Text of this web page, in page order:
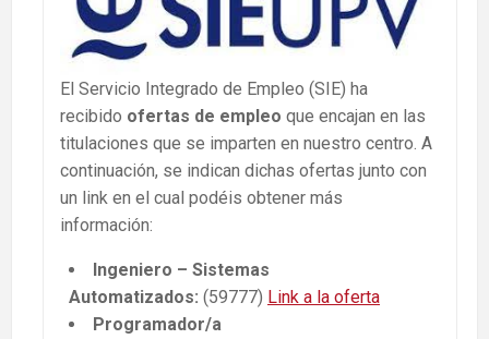
El Servicio Integrado de Empleo (SIE) ha
recibido ofertas de empleo que encajan en las
titulaciones que se imparten en nuestro centro. A
continuación, se indican dichas ofertas junto con
un link en el cual podéis obtener más
información:
Ingeniero – Sistemas
Automatizados: (59777) Link a la oferta
Programador/a